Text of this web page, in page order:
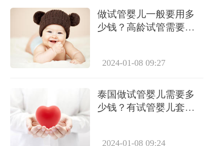
做试管婴儿一般要用多
少钱？高龄试管需要做
2024-01-08 09:27
泰国做试管婴儿需要多
少钱？有试管婴儿套餐
2024-01-08 09:24